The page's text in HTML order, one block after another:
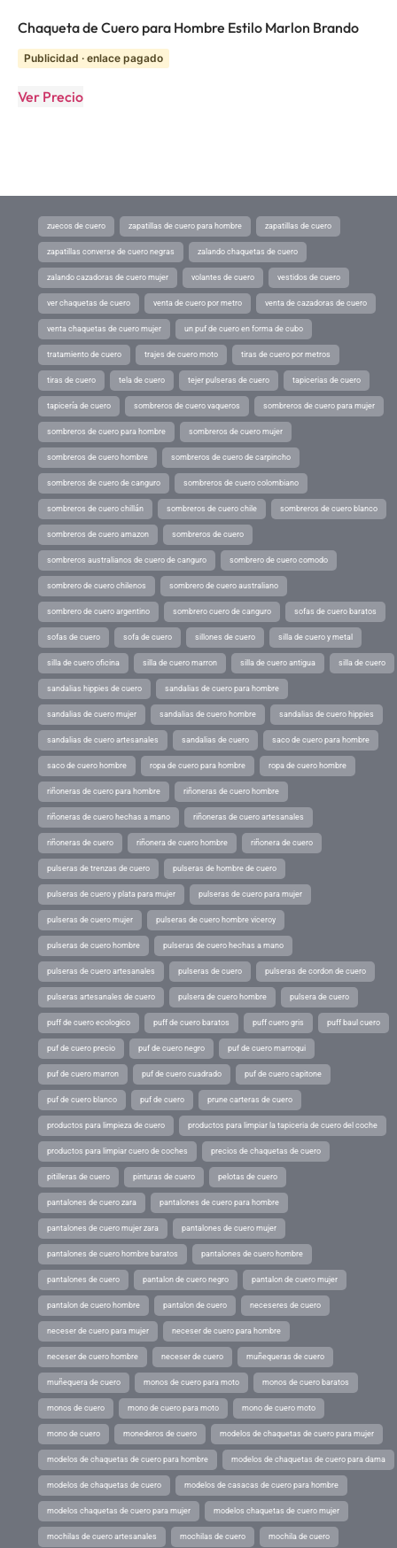
Chaqueta de Cuero para Hombre Estilo Marlon Brando
Publicidad · enlace pagado
Ver Precio
zuecos de cuero zapatillas de cuero para hombre zapatillas de cuero
zapatillas converse de cuero negras zalando chaquetas de cuero
zalando cazadoras de cuero mujer volantes de cuero vestidos de cuero
ver chaquetas de cuero venta de cuero por metro venta de cazadoras de cuero
venta chaquetas de cuero mujer un puf de cuero en forma de cubo
tratamiento de cuero trajes de cuero moto tiras de cuero por metros
tiras de cuero tela de cuero tejer pulseras de cuero tapicerias de cuero
tapicería de cuero sombreros de cuero vaqueros sombreros de cuero para mujer
sombreros de cuero para hombre sombreros de cuero mujer
sombreros de cuero hombre sombreros de cuero de carpincho
sombreros de cuero de canguro sombreros de cuero colombiano
sombreros de cuero chillán sombreros de cuero chile sombreros de cuero blanco
sombreros de cuero amazon sombreros de cuero
sombreros australianos de cuero de canguro sombrero de cuero comodo
sombrero de cuero chilenos sombrero de cuero australiano
sombrero de cuero argentino sombrero cuero de canguro sofas de cuero baratos
sofas de cuero sofa de cuero sillones de cuero silla de cuero y metal
silla de cuero oficina silla de cuero marron silla de cuero antigua silla de cuero
sandalias hippies de cuero sandalias de cuero para hombre
sandalias de cuero mujer sandalias de cuero hombre sandalias de cuero hippies
sandalias de cuero artesanales sandalias de cuero saco de cuero para hombre
saco de cuero hombre ropa de cuero para hombre ropa de cuero hombre
riñoneras de cuero para hombre riñoneras de cuero hombre
riñoneras de cuero hechas a mano riñoneras de cuero artesanales
riñoneras de cuero riñonera de cuero hombre riñonera de cuero
pulseras de trenzas de cuero pulseras de hombre de cuero
pulseras de cuero y plata para mujer pulseras de cuero para mujer
pulseras de cuero mujer pulseras de cuero hombre viceroy
pulseras de cuero hombre pulseras de cuero hechas a mano
pulseras de cuero artesanales pulseras de cuero pulseras de cordon de cuero
pulseras artesanales de cuero pulsera de cuero hombre pulsera de cuero
puff de cuero ecologico puff de cuero baratos puff cuero gris puff baul cuero
puf de cuero precio puf de cuero negro puf de cuero marroqui
puf de cuero marron puf de cuero cuadrado puf de cuero capitone
puf de cuero blanco puf de cuero prune carteras de cuero
productos para limpieza de cuero productos para limpiar la tapiceria de cuero del coche
productos para limpiar cuero de coches precios de chaquetas de cuero
pitilleras de cuero pinturas de cuero pelotas de cuero
pantalones de cuero zara pantalones de cuero para hombre
pantalones de cuero mujer zara pantalones de cuero mujer
pantalones de cuero hombre baratos pantalones de cuero hombre
pantalones de cuero pantalon de cuero negro pantalon de cuero mujer
pantalon de cuero hombre pantalon de cuero neceseres de cuero
neceser de cuero para mujer neceser de cuero para hombre
neceser de cuero hombre neceser de cuero muñequeras de cuero
muñequera de cuero monos de cuero para moto monos de cuero baratos
monos de cuero mono de cuero para moto mono de cuero moto
mono de cuero monederos de cuero modelos de chaquetas de cuero para mujer
modelos de chaquetas de cuero para hombre modelos de chaquetas de cuero para dama
modelos de chaquetas de cuero modelos de casacas de cuero para hombre
modelos chaquetas de cuero para mujer modelos chaquetas de cuero mujer
mochilas de cuero artesanales mochilas de cuero mochila de cuero